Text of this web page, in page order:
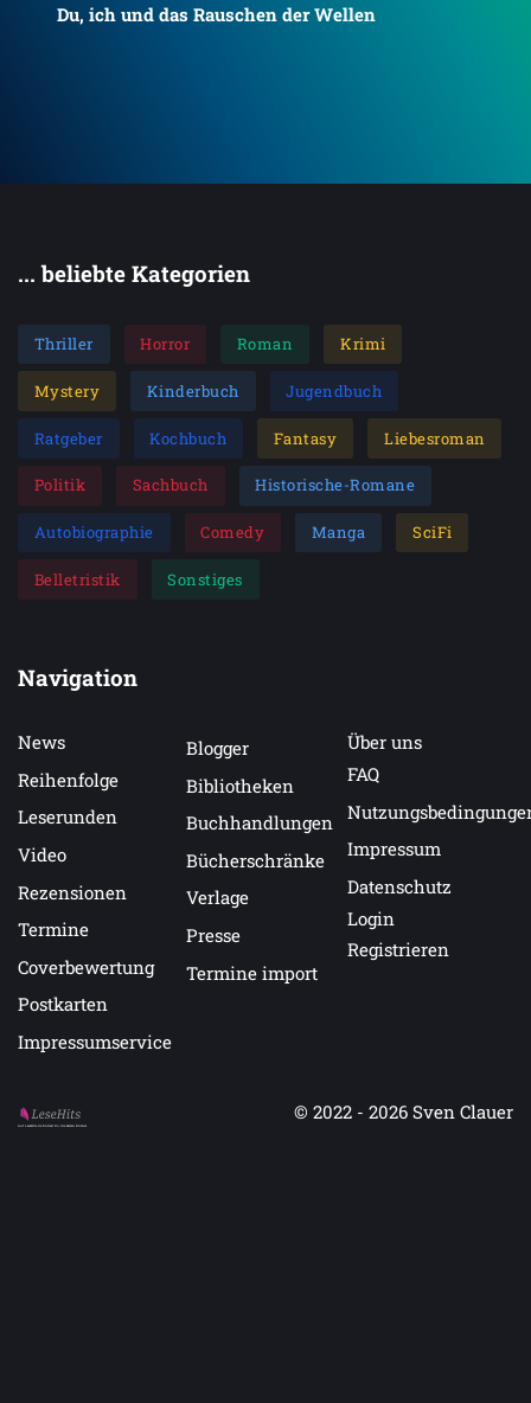
Du, ich und das Rauschen der Wellen
... beliebte Kategorien
Thriller Horror Roman Krimi
Mystery Kinderbuch Jugendbuch
Ratgeber Kochbuch Fantasy Liebesroman
Politik Sachbuch Historische-Romane
Autobiographie Comedy Manga SciFi
Belletristik Sonstiges
Navigation
News
Reihenfolge
Leserunden
Video
Rezensionen
Termine
Coverbewertung
Postkarten
Impressumservice
Blogger
Bibliotheken
Buchhandlungen
Bücherschränke
Verlage
Presse
Termine import
Über uns
FAQ
Impressum
Datenschutz
Login
Registrieren
Auf LeseHits.de findest Du die besten Bücher.
© 2022 - 2026 Sven Clauer